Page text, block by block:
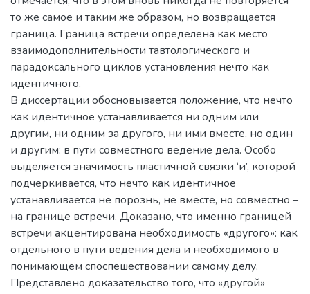
то же самое и таким же образом, но возвращается
граница. Граница встречи определена как место
взаимодополнительности тавтологического и
парадоксального циклов установления нечто как
идентичного.
В диссертации обосновывается положение, что нечто
как идентичное устанавливается ни одним или
другим, ни одним за другого, ни ими вместе, но один
и другим: в пути совместного ведение дела. Особо
выделяется значимость пластичной связки ‘и’, которой
подчеркивается, что нечто как идентичное
устанавливается не порознь, не вместе, но совместно –
на границе встречи. Доказано, что именно границей
встречи акцентирована необходимость «другого»: как
отдельного в пути ведения дела и необходимого в
понимающем споспешествовании самому делу.
Представлено доказательство того, что «другой»